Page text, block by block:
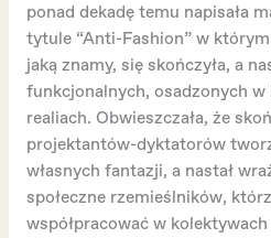
ponad dekadę temu napisała
tytule “Anti-Fashion” w
jaką znamy, się skończyła, a
funkcjonalnych, osadzonych
realiach. Obwieszczała, że
projektantów-dyktatorów
własnych fantazji, a nastał
społeczne rzemieślników,
współpracować w